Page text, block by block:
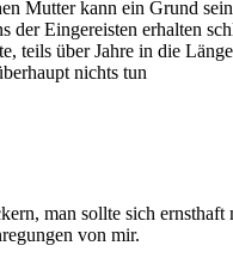
Mutter kann ein Grund
Eingereisten erhalten
teils über Jahre in die Länge
nichts tun
man sollte sich ernsthaft
von mir.